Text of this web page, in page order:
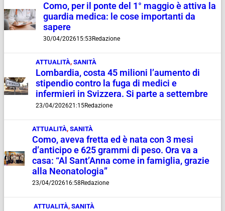
Como, per il ponte del 1° maggio è attiva la
guardia medica: le cose importanti da
sapere
30/04/202615:53Redazione
ATTUALITÀ,SANITÀ
Lombardia, costa 45 milioni l’aumento di
stipendio contro la fuga di medici e
infermieri in Svizzera. Si parte a settembre
23/04/202621:15Redazione
ATTUALITÀ, SANITÀ
Como, aveva fretta ed è nata con 3 mesi
d’anticipo e 625 grammi di peso. Ora va a
casa: “Al Sant’Anna come in famiglia, grazie
alla Neonatologia”
23/04/202616:58Redazione
ATTUALITÀ,SANITÀ